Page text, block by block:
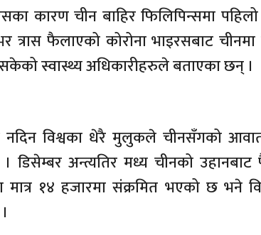
कारण चीन बाहिर फिलिपिन्समा पहिलो
त्रास फैलाएको कोरोना भाइरसबाट चीनमा
स्वास्थ्य अधिकारीहरुले बताएका छन् ।
विश्वका धेरै मुलुकले चीनसँगको
अन्त्यतिर मध्य चीनको
मात्र १४ हजारमा संक्रमित भएको छ भने